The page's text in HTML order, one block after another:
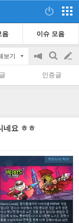
음 이슈 모음
보기
공
on/off
검
색
글
쓰
인증글
네요 ㅎㅎ